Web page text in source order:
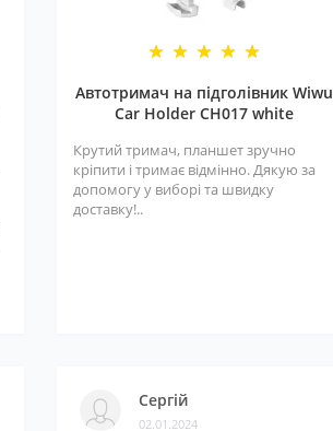
Автотримач на підголівник Wiwu
Car Holder CH017 white
Крутий тримач, планшет зручно
кріпити і тримає відмінно. Дякую за
допомогу у виборі та швидку
доставку!..
Сергій
02.01.2024